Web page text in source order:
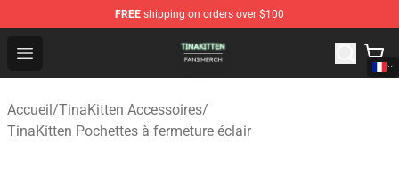
FREE shipping on orders over $100
Open menu
TinaKitten Shop - Official TinaKitten Merchandise Store
Accueil/TinaKitten Accessoires/
TinaKitten Pochettes à fermeture éclair